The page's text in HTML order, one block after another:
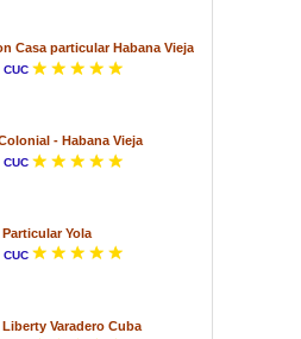
Casa particular Habana Vieja
- Habana Vieja
Particular Yola
Liberty Varadero Cuba